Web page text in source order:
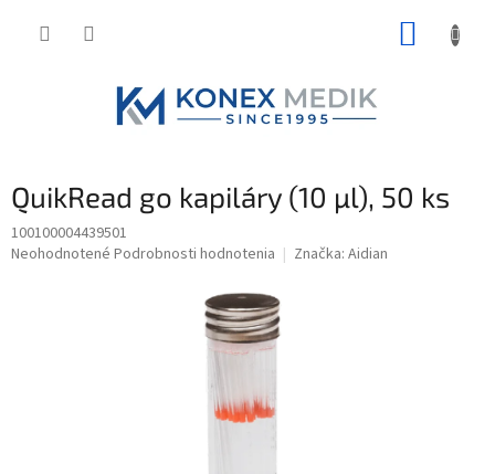
QuikRead go kapiláry (10 µl), 50 ks
100100004439501
Priemerné
Neohodnotené Podrobnosti hodnotenia Značka: Aidian